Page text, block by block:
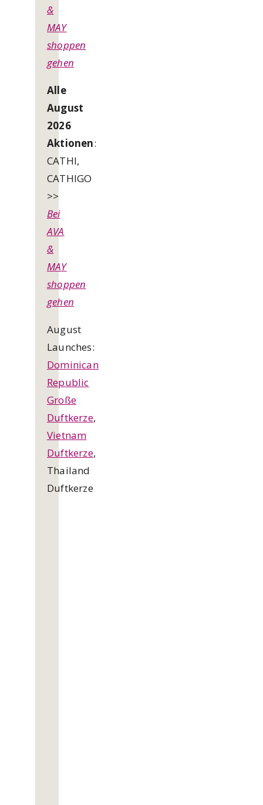
&
MAY
shoppen
gehen
Alle
August
2026
Aktionen:
CATHI,
CATHIGO
>>
Bei
AVA
&
MAY
shoppen
gehen
August
Launches:
Dominican
Republic
Große
Duftkerze,
Vietnam
Duftkerze,
Thailand
Duftkerze